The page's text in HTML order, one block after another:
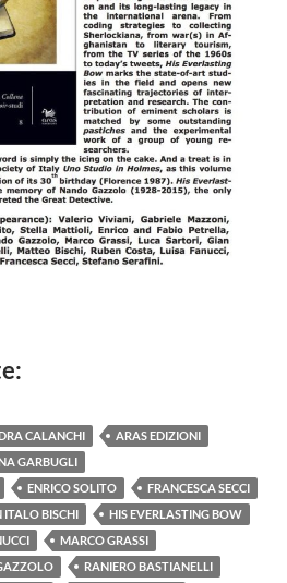
CALANCHI
ARAS EDIZIONI
GARBUGLI
ENRICO SOLITO
FRANCESCA SECCI
ITALO BISCHI
HIS EVERLASTING BOW
MARCO GRASSI
RANIERO BASTIANELLI